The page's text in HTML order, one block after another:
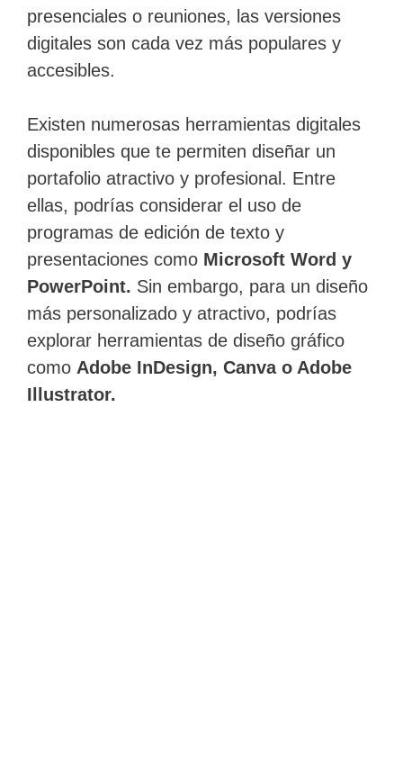
presenciales o reuniones, las versiones
digitales son cada vez más populares y
accesibles.
Existen numerosas herramientas digitales
disponibles que te permiten diseñar un
portafolio atractivo y profesional. Entre
ellas, podrías considerar el uso de
programas de edición de texto y
presentaciones como Microsoft Word y
PowerPoint. Sin embargo, para un diseño
más personalizado y atractivo, podrías
explorar herramientas de diseño gráfico
como Adobe InDesign, Canva o Adobe
Illustrator.